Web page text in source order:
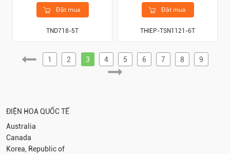
Đặt mua
TND718-5T
Đặt mua
THIEP-TSN1121-6T
1 2 3 4 5 6 7 8 9
ĐIỆN HOA QUỐC TẾ
Australia
Canada
Korea, Republic of